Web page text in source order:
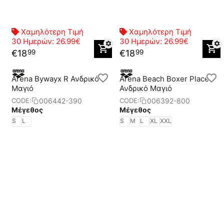
Χαμηλότερη Τιμή
30 Ημερών: 26.99€
€1899
Χαμηλότερη Τιμή
30 Ημερών: 26.99€
€1899
Arena Bywayx R Ανδρικό
Μαγιό
CODE:
006442-390
Μέγεθος
S L
Arena Beach Boxer Placed
Ανδρικό Μαγιό
CODE:
006392-800
Μέγεθος
S M L XL XXL